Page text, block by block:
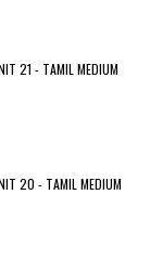
21 - TAMIL MEDIUM
20 - TAMIL MEDIUM